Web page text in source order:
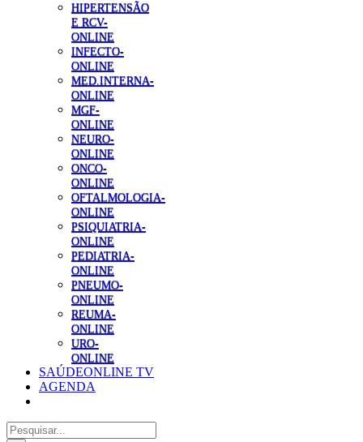
HIPERTENSÃO
E RCV-
ONLINE
INFECTO-
ONLINE
MED.INTERNA-
ONLINE
MGF-
ONLINE
NEURO-
ONLINE
ONCO-
ONLINE
OFTALMOLOGIA-
ONLINE
PSIQUIATRIA-
ONLINE
PEDIATRIA-
ONLINE
PNEUMO-
ONLINE
REUMA-
ONLINE
URO-
ONLINE
SAÚDEONLINE TV
AGENDA
Pesquisar